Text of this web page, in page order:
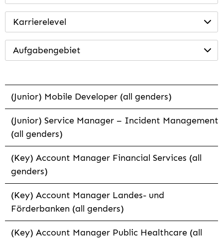
Karrierelevel
Aufgabengebiet
(Junior) Mobile Developer (all genders)
(Junior) Service Manager – Incident Management
(all genders)
(Key) Account Manager Financial Services (all
genders)
(Key) Account Manager Landes- und
Förderbanken (all genders)
(Key) Account Manager Public Healthcare (all